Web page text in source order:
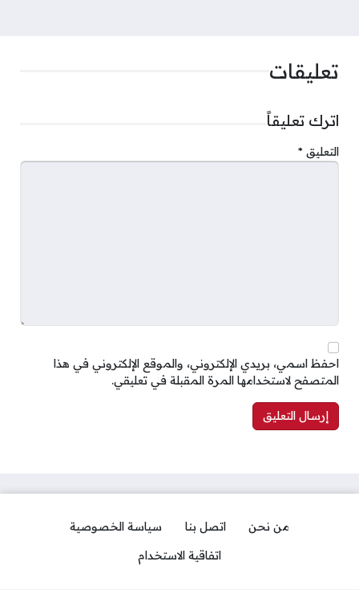
تعليقات
اترك تعليقاً
التعليق *
احفظ اسمي، بريدي الإلكتروني، والموقع الإلكتروني في هذا
المتصفح لاستخدامها المرة المقبلة في تعليقي.
من نحن اتصل بنا
سياسة الخصوصية
اتفاقية الاستخدام